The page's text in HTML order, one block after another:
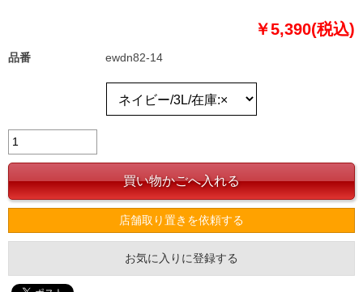
￥5,390(税込)
品番 ewdn82-14
店舗取り置きを依頼する
お気に入りに登録する